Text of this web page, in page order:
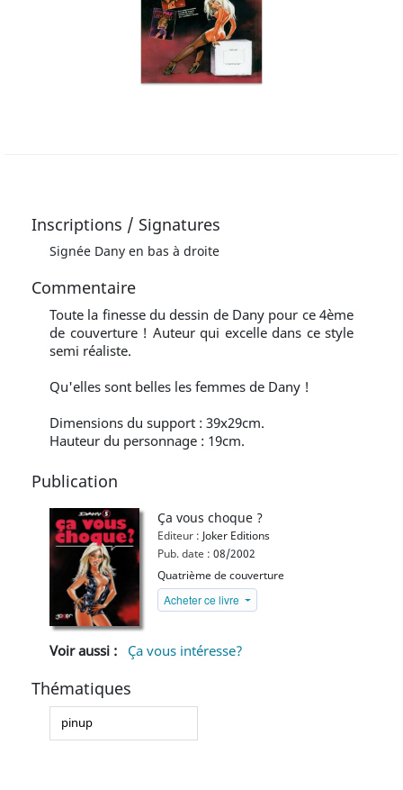
Inscriptions / Signatures
Signée Dany en bas à droite
Commentaire
Toute la finesse du dessin de Dany pour ce 4ème
de couverture ! Auteur qui excelle dans ce style
semi réaliste.
Qu'elles sont belles les femmes de Dany !
Dimensions du support : 39x29cm.
Hauteur du personnage : 19cm.
Publication
Ça vous choque ?
Editeur : Joker Editions
Pub. date : 08/2002
Quatrième de couverture
Acheter ce livre
Voir aussi : Ça vous intéresse?
Thématiques
pinup